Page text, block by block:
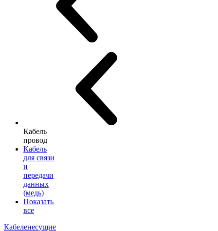
Кабель
провод
Кабель
для связи
и
передачи
данных
(медь)
Показать
все
Кабеленесущие